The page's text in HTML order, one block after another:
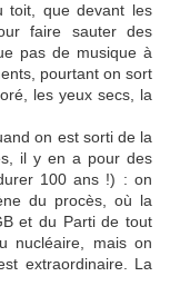
toit, que devant les
faire sauter des
pas de musique à
pourtant on sort
les yeux secs, la
on est sorti de la
il y en a pour des
100 ans !) : on
du procès, où la
et du Parti de tout
nucléaire, mais on
extraordinaire. La